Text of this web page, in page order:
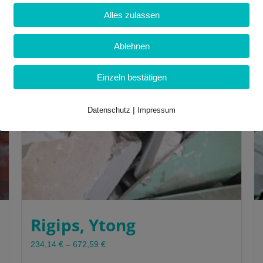
der
Produktseite
gewählt
Rigips, Ytong
234,14 €– 672,59 €
Alles zulassen
Ablehnen
Einzeln bestätigen
Datenschutz | Impressum